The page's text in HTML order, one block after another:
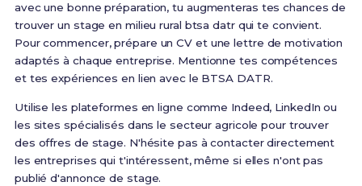
avec une bonne préparation, tu augmenteras tes chances de
trouver un stage en milieu rural btsa datr qui te convient.
Pour commencer, prépare un CV et une lettre de motivation
adaptés à chaque entreprise. Mentionne tes compétences
et tes expériences en lien avec le BTSA DATR.
Utilise les plateformes en ligne comme Indeed, LinkedIn ou
les sites spécialisés dans le secteur agricole pour trouver
des offres de stage. N'hésite pas à contacter directement
les entreprises qui t'intéressent, même si elles n'ont pas
publié d'annonce de stage.